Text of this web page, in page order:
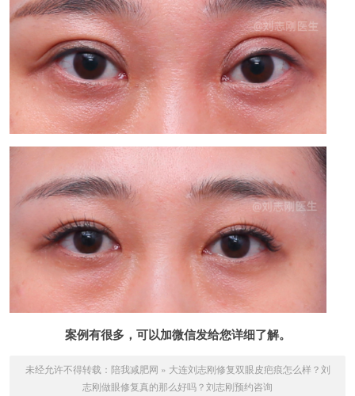
案例有很多，可以加微信发给您详细了解。
未经允许不得转载： 陪我减肥网 » 大连刘志刚修复双眼皮疤痕怎么样？刘
志刚做眼修复真的那么好吗？刘志刚预约咨询